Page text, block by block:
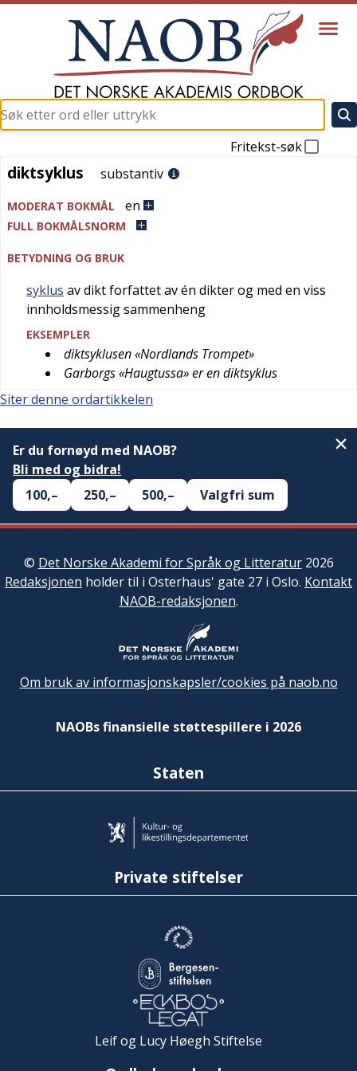
Fritekst-søk
diktsyklus
diktsyklus substantiv
MODERAT BOKMÅL en
FULL BOKMÅLSNORM
BETYDNING OG BRUK
syklus av dikt forfattet av én dikter og med en viss
innholdsmessig sammenheng
EKSEMPLER
diktsyklusen «Nordlands Trompet»
Garborgs «Haugtussa» er en diktsyklus
Siter denne ordartikkelen
Er du fornøyd med NAOB?
Bli med og bidra!
100,–
250,– 500,– Valgfri sum
© Det Norske Akademi for Språk og Litteratur2026
Redaksjonen holder til i Osterhaus' gate 27 i Oslo. Kontakt
NAOB-redaksjonen.
Om bruk av informasjonskapsler/cookies på naob.no
NAOBs finansielle støttespillere i 2026
Staten
Private stiftelser
Leif og Lucy Høegh Stiftelse